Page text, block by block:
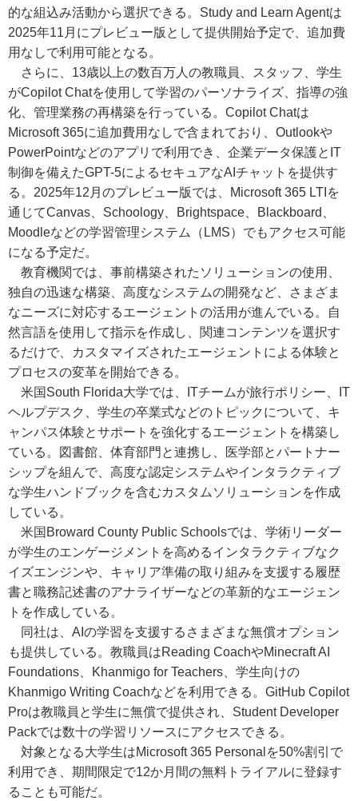
的な組込み活動から選択できる。Study and Learn Agentは
2025年11月にプレビュー版として提供開始予定で、追加費
用なしで利用可能となる。
さらに、13歳以上の数百万人の教職員、スタッフ、学生
がCopilot Chatを使用して学習のパーソナライズ、指導の強
化、管理業務の再構築を行っている。Copilot Chatは
Microsoft 365に追加費用なしで含まれており、Outlookや
PowerPointなどのアプリで利用でき、企業データ保護とIT
制御を備えたGPT-5によるセキュアなAIチャットを提供す
る。2025年12月のプレビュー版では、Microsoft 365 LTIを
通じてCanvas、Schoology、Brightspace、Blackboard、
Moodleなどの学習管理システム（LMS）でもアクセス可能
になる予定だ。
教育機関では、事前構築されたソリューションの使用、
独自の迅速な構築、高度なシステムの開発など、さまざま
なニーズに対応するエージェントの活用が進んでいる。自
然言語を使用して指示を作成し、関連コンテンツを選択す
るだけで、カスタマイズされたエージェントによる体験と
プロセスの変革を開始できる。
米国South Florida大学では、ITチームが旅行ポリシー、IT
ヘルプデスク、学生の卒業式などのトピックについて、キ
ャンパス体験とサポートを強化するエージェントを構築し
ている。図書館、体育部門と連携し、医学部とパートナー
シップを組んで、高度な認定システムやインタラクティブ
な学生ハンドブックを含むカスタムソリューションを作成
している。
米国Broward County Public Schoolsでは、学術リーダー
が学生のエンゲージメントを高めるインタラクティブなク
イズエンジンや、キャリア準備の取り組みを支援する履歴
書と職務記述書のアナライザーなどの革新的なエージェン
トを作成している。
同社は、AIの学習を支援するさまざまな無償オプション
も提供している。教職員はReading CoachやMinecraft AI
Foundations、Khanmigo for Teachers、学生向けの
Khanmigo Writing Coachなどを利用できる。GitHub Copilot
Proは教職員と学生に無償で提供され、Student Developer
Packでは数十の学習リソースにアクセスできる。
対象となる大学生はMicrosoft 365 Personalを50%割引で
利用でき、期間限定で12か月間の無料トライアルに登録す
ることも可能だ。